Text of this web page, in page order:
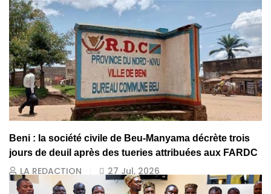
Beni : la société civile de Beu-Manyama décrète trois
jours de deuil après des tueries attribuées aux FARDC
LA REDACTION 27 Jul, 2026